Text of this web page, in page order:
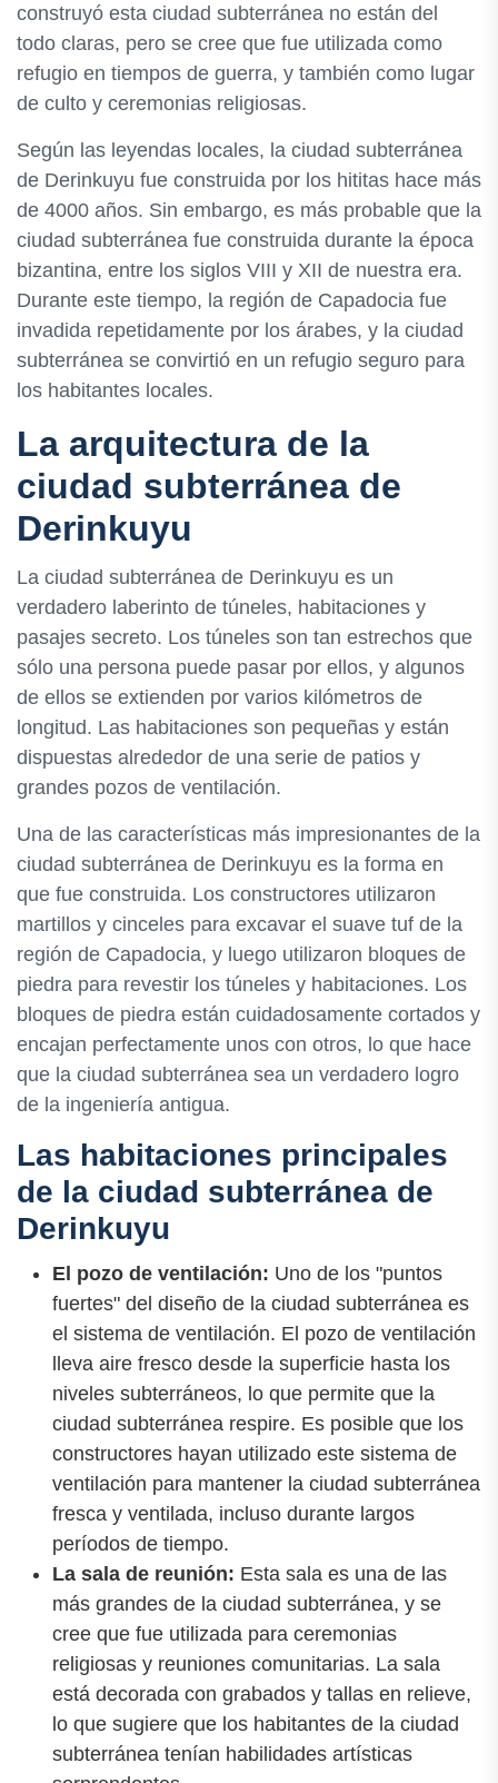
construyó esta ciudad subterránea no están del
todo claras, pero se cree que fue utilizada como
refugio en tiempos de guerra, y también como lugar
de culto y ceremonias religiosas.
Según las leyendas locales, la ciudad subterránea
de Derinkuyu fue construida por los hititas hace más
de 4000 años. Sin embargo, es más probable que la
ciudad subterránea fue construida durante la época
bizantina, entre los siglos VIII y XII de nuestra era.
Durante este tiempo, la región de Capadocia fue
invadida repetidamente por los árabes, y la ciudad
subterránea se convirtió en un refugio seguro para
los habitantes locales.
La arquitectura de la
ciudad subterránea de
Derinkuyu
La ciudad subterránea de Derinkuyu es un
verdadero laberinto de túneles, habitaciones y
pasajes secreto. Los túneles son tan estrechos que
sólo una persona puede pasar por ellos, y algunos
de ellos se extienden por varios kilómetros de
longitud. Las habitaciones son pequeñas y están
dispuestas alrededor de una serie de patios y
grandes pozos de ventilación.
Una de las características más impresionantes de la
ciudad subterránea de Derinkuyu es la forma en
que fue construida. Los constructores utilizaron
martillos y cinceles para excavar el suave tuf de la
región de Capadocia, y luego utilizaron bloques de
piedra para revestir los túneles y habitaciones. Los
bloques de piedra están cuidadosamente cortados y
encajan perfectamente unos con otros, lo que hace
que la ciudad subterránea sea un verdadero logro
de la ingeniería antigua.
Las habitaciones principales
de la ciudad subterránea de
Derinkuyu
El pozo de ventilación: Uno de los "puntos
fuertes" del diseño de la ciudad subterránea es
el sistema de ventilación. El pozo de ventilación
lleva aire fresco desde la superficie hasta los
niveles subterráneos, lo que permite que la
ciudad subterránea respire. Es posible que los
constructores hayan utilizado este sistema de
ventilación para mantener la ciudad subterránea
fresca y ventilada, incluso durante largos
períodos de tiempo.
La sala de reunión: Esta sala es una de las
más grandes de la ciudad subterránea, y se
cree que fue utilizada para ceremonias
religiosas y reuniones comunitarias. La sala
está decorada con grabados y tallas en relieve,
lo que sugiere que los habitantes de la ciudad
subterránea tenían habilidades artísticas